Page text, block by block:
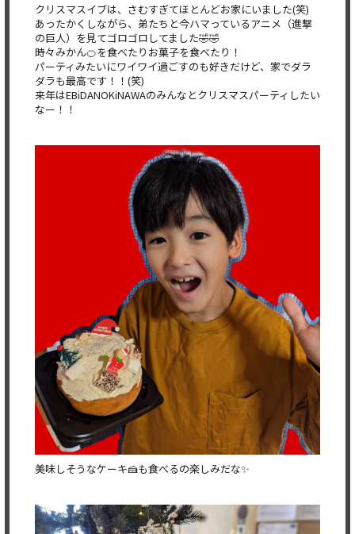
クリスマスイブは、さむすぎてほとんどお家にいました(笑)
あったかくしながら、弟たちと今ハマっているアニメ（進撃
の巨人）を見てゴロゴロしてました🤣🤣
時々みかん🍊を食べたりお菓子を食べたり！
パーティみたいにワイワイ過ごすのも好きだけど、家でダラ
ダラも最高です！！(笑)
来年はEBiDANOKiNAWAのみんなとクリスマスパーティしたい
なー！！
美味しそうなケーキ🍰も食べるの楽しみだな✨